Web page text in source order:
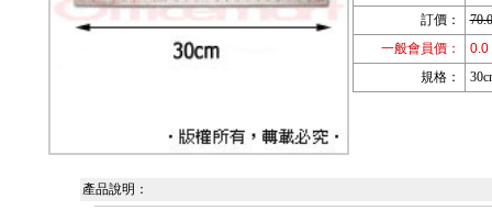
訂價：
70.0
一般會員價：
0.0
規格：
產品說明：